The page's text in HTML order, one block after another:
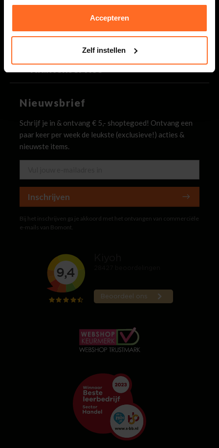
Accepteren
Zelf instellen
Bomont
Klantenservice
Nieuwsbrief
Schrijf je in & ontvang € 5,- shoptegoed! Ontvang een
paar keer per week de leukste (exclusieve!) acties &
nieuwste items.
Inschrijven
Bij het inschrijven ga je akkoord met het ontvangen van commerciële
e-mails van Bomont.